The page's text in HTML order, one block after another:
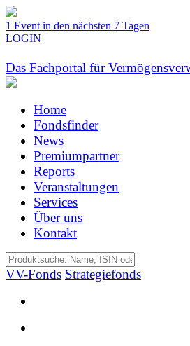
1 Event in den nächsten 7 Tagen
LOGIN
Das Fachportal für
Home
Fondsfinder
News
Premiumpartner
Reports
Veranstaltungen
Services
Über uns
Kontakt
VV-Fonds Strategiefonds